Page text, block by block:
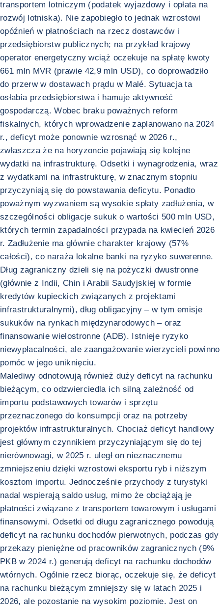
transportem lotniczym (podatek wyjazdowy i opłata na
rozwój lotniska). Nie zapobiegło to jednak wzrostowi
opóźnień w płatnościach na rzecz dostawców i
przedsiębiorstw publicznych; na przykład krajowy
operator energetyczny wciąż oczekuje na spłatę kwoty
661 mln MVR (prawie 42,9 mln USD), co doprowadziło
do przerw w dostawach prądu w Malé. Sytuacja ta
osłabia przedsiębiorstwa i hamuje aktywność
gospodarczą. Wobec braku poważnych reform
fiskalnych, których wprowadzenie zaplanowano na 2024
r., deficyt może ponownie wzrosnąć w 2026 r.,
zwłaszcza że na horyzoncie pojawiają się kolejne
wydatki na infrastrukturę. Odsetki i wynagrodzenia, wraz
z wydatkami na infrastrukturę, w znacznym stopniu
przyczyniają się do powstawania deficytu. Ponadto
poważnym wyzwaniem są wysokie spłaty zadłużenia, w
szczególności obligacje sukuk o wartości 500 mln USD,
których termin zapadalności przypada na kwiecień 2026
r. Zadłużenie ma głównie charakter krajowy (57%
całości), co naraża lokalne banki na ryzyko suwerenne.
Dług zagraniczny dzieli się na pożyczki dwustronne
(głównie z Indii, Chin i Arabii Saudyjskiej w formie
kredytów kupieckich związanych z projektami
infrastrukturalnymi), dług obligacyjny – w tym emisje
sukuków na rynkach międzynarodowych – oraz
finansowanie wielostronne (ADB). Istnieje ryzyko
niewypłacalności, ale zaangażowanie wierzycieli powinno
pomóc w jego uniknięciu.
Malediwy odnotowują również duży deficyt na rachunku
bieżącym, co odzwierciedla ich silną zależność od
importu podstawowych towarów i sprzętu
przeznaczonego do konsumpcji oraz na potrzeby
projektów infrastrukturalnych. Chociaż deficyt handlowy
jest głównym czynnikiem przyczyniającym się do tej
nierównowagi, w 2025 r. uległ on nieznacznemu
zmniejszeniu dzięki wzrostowi eksportu ryb i niższym
kosztom importu. Jednocześnie przychody z turystyki
nadal wspierają saldo usług, mimo że obciążają je
płatności związane z transportem towarowym i usługami
finansowymi. Odsetki od długu zagranicznego powodują
deficyt na rachunku dochodów pierwotnych, podczas gdy
przekazy pieniężne od pracowników zagranicznych (9%
PKB w 2024 r.) generują deficyt na rachunku dochodów
wtórnych. Ogólnie rzecz biorąc, oczekuje się, że deficyt
na rachunku bieżącym zmniejszy się w latach 2025 i
2026, ale pozostanie na wysokim poziomie. Jest on